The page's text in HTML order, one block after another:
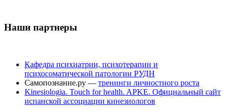
Наши партнеры
Кафедра психиатрии, психотерапии и
психосоматической патологии РУДН
Самопознание.ру — тренинги личностного роста
Kinesiologia. Touch for health. APKE. Официальный сайт
испанской ассоциации кинезиологов